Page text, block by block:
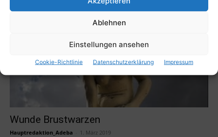
Ablehnen
Einstellungen ansehen
Cookie-Richtlinie Datenschutzerklärung Impressum
Wunde Brustwarzen
Hauptredaktion_Adeba 1. März 2019